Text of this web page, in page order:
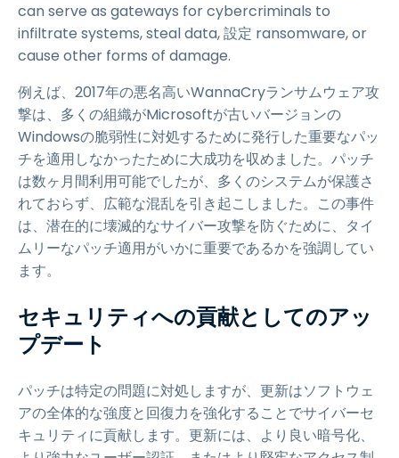
can serve as gateways for cybercriminals to
infiltrate systems, steal data, 設定 ransomware, or
cause other forms of damage.
例えば、2017年の悪名高いWannaCryランサムウェア攻
撃は、多くの組織がMicrosoftが古いバージョンの
Windowsの脆弱性に対処するために発行した重要なパッ
チを適用しなかったために大成功を収めました。パッチ
は数ヶ月間利用可能でしたが、多くのシステムが保護さ
れておらず、広範な混乱を引き起こしました。この事件
は、潜在的に壊滅的なサイバー攻撃を防ぐために、タイ
ムリーなパッチ適用がいかに重要であるかを強調してい
ます。
セキュリティへの貢献としてのアッ
プデート
パッチは特定の問題に対処しますが、更新はソフトウェ
アの全体的な強度と回復力を強化することでサイバーセ
キュリティに貢献します。更新には、より良い暗号化、